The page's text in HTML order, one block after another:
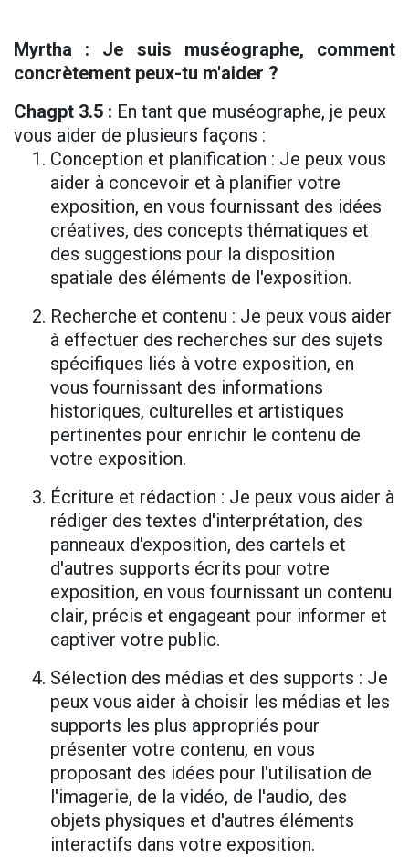
Myrtha : Je suis muséographe, comment
concrètement peux-tu m'aider ?
Chagpt 3.5 : En tant que muséographe, je peux
vous aider de plusieurs façons :
Conception et planification : Je peux vous
aider à concevoir et à planifier votre
exposition, en vous fournissant des idées
créatives, des concepts thématiques et
des suggestions pour la disposition
spatiale des éléments de l'exposition.
Recherche et contenu : Je peux vous aider
à effectuer des recherches sur des sujets
spécifiques liés à votre exposition, en
vous fournissant des informations
historiques, culturelles et artistiques
pertinentes pour enrichir le contenu de
votre exposition.
Écriture et rédaction : Je peux vous aider à
rédiger des textes d'interprétation, des
panneaux d'exposition, des cartels et
d'autres supports écrits pour votre
exposition, en vous fournissant un contenu
clair, précis et engageant pour informer et
captiver votre public.
Sélection des médias et des supports : Je
peux vous aider à choisir les médias et les
supports les plus appropriés pour
présenter votre contenu, en vous
proposant des idées pour l'utilisation de
l'imagerie, de la vidéo, de l'audio, des
objets physiques et d'autres éléments
interactifs dans votre exposition.